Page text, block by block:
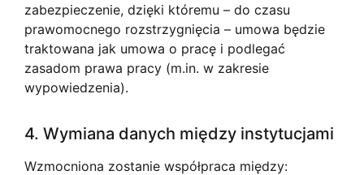
zabezpieczenie, dzięki któremu – do czasu
prawomocnego rozstrzygnięcia – umowa będzie
traktowana jak umowa o pracę i podlegać
zasadom prawa pracy (m.in. w zakresie
wypowiedzenia).
4. Wymiana danych między instytucjami
Wzmocniona zostanie współpraca między: